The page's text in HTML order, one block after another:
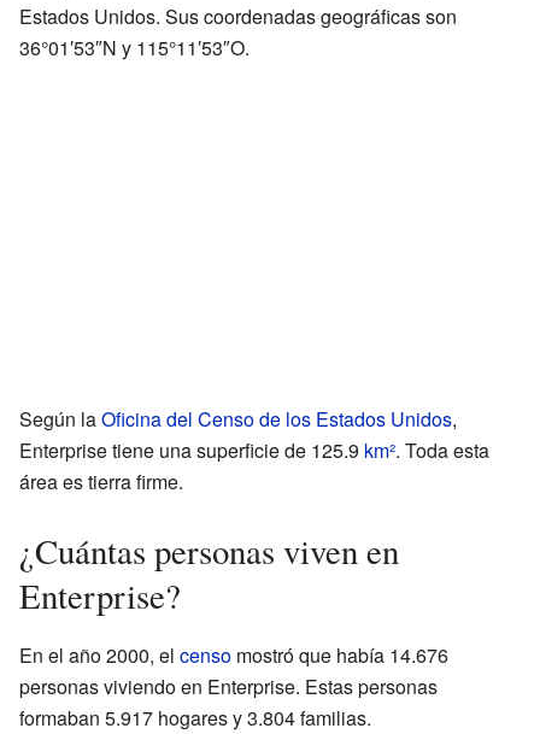
Estados Unidos. Sus coordenadas geográficas son
36°01′53″N y 115°11′53″O.
Según laOficina del Censo de los Estados Unidos,
Enterprise tiene una superficie de 125.9 km². Toda esta
área es tierra firme.
¿Cuántas personas viven en
Enterprise?
En el año 2000, el censo mostró que había 14.676
personas viviendo en Enterprise. Estas personas
formaban 5.917 hogares y 3.804 familias.